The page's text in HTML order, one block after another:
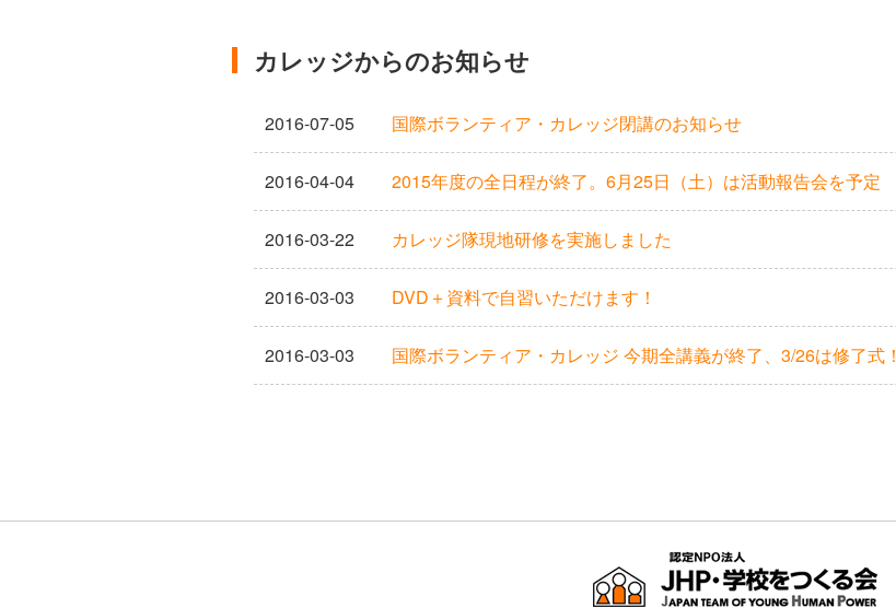
カレッジからのお知らせ
2016-07-05 国際ボランティア・カレッジ閉講のお知らせ
2016-04-04 2015年度の全日程が終了。6月25日（土）は活動報告会を予定
2016-03-22 カレッジ隊現地研修を実施しました
2016-03-03 DVD＋資料で自習いただけます！
2016-03-03 国際ボランティア・カレッジ 今期全講義が終了、3/26は修了式！